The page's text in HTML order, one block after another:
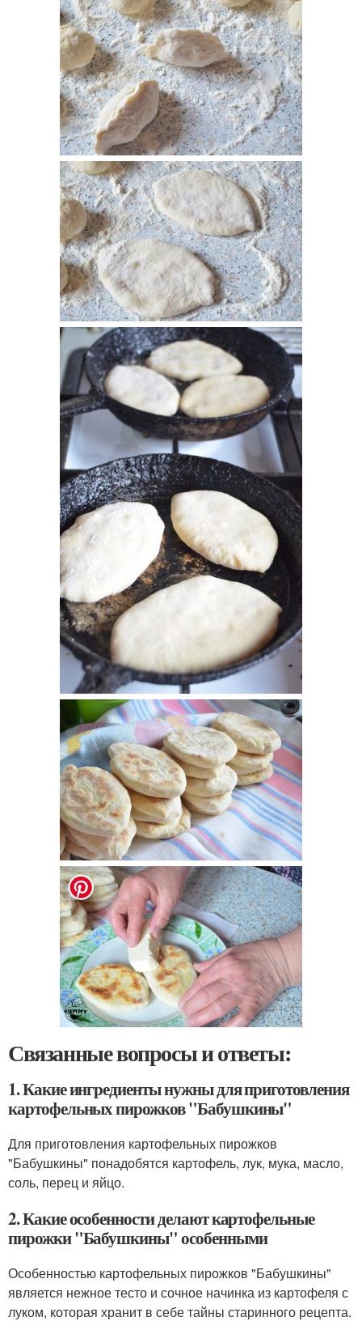
Связанные вопросы и ответы:
1. Какие ингредиенты нужны для приготовления
картофельных пирожков "Бабушкины"
Для приготовления картофельных пирожков
"Бабушкины" понадобятся картофель, лук, мука, масло,
соль, перец и яйцо.
2. Какие особенности делают картофельные
пирожки "Бабушкины" особенными
Особенностью картофельных пирожков "Бабушкины"
является нежное тесто и сочное начинка из картофеля с
луком, которая хранит в себе тайны старинного рецепта.